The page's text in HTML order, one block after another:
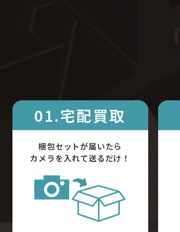
01.宅配買取
梱包セットが届いたら
カメラを入れて送るだけ！